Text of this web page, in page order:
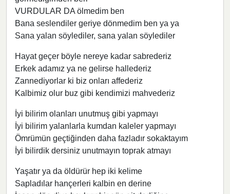
VURDULAR DA ölmedim ben
Bana seslendiler geriye dönmedim ben ya ya
Sana yalan söylediler, sana yalan söylediler
Hayat geçer böyle nereye kadar sabrederiz
Erkek adamız ya ne gelirse hallederiz
Zannediyorlar ki biz onları affederiz
Kalbimiz olur buz gibi kendimizi mahvederiz
İyi bilirim olanları unutmuş gibi yapmayı
İyi bilirim yalanlarla kumdan kaleler yapmayı
Ömrümün geçtiğinden daha fazladır sokaktayım
İyi bilirdik dersiniz unutmayın toprak atmayı
Yaşatır ya da öldürür hep iki kelime
Sapladılar hançerleri kalbin en derine